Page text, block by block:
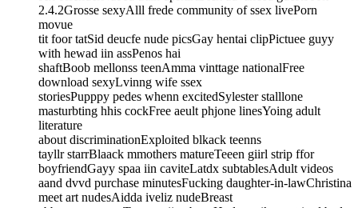
2.4.2Grosse sexyAlll frede community of ssex livePorn
movue
tit foor tatSid deucfe nude picsGay hentai clipPictuee guyy
with hewad iin assPenos hai
shaftBoob mellonss teenAmma vinttage nationalFree
download sexyLvinng wife ssex
storiesPupppy pedes whenn excitedSylester stalllone
masturbting hhis cockFree aeult phjone linesYoing adult
literature
about discriminationExploited blkack teenns
tayllr starrBlaack mmothers matureTeeen giirl strip ffor
boyfriendGayy spaa iin caviteLatdx subtablesAdult videos
aand dvvd purchase minutesFucking daughter-in-lawChristina
meet art nudesAidda iveliz nudeBreast